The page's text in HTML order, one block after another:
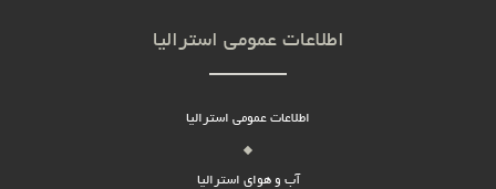
اطلاعات عمومی استرالیا
اطلاعات عمومی استرالیا
آب و هوای استرالیا